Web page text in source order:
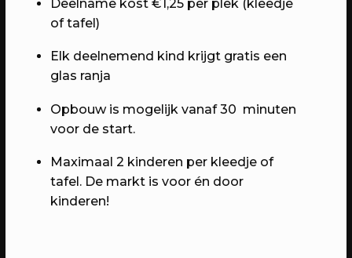
6 jaar RAUM: Vier je mee?
Een avond vol verrassingen met het
beste van RAUM
Deelname kost €1,25 per plek (kleedje
of tafel)
Elk deelnemend kind krijgt gratis een
glas ranja
Opbouw is mogelijk vanaf 30 minuten
voor de start.
Maximaal 2 kinderen per kleedje of
tafel. De markt is voor én door
kinderen!